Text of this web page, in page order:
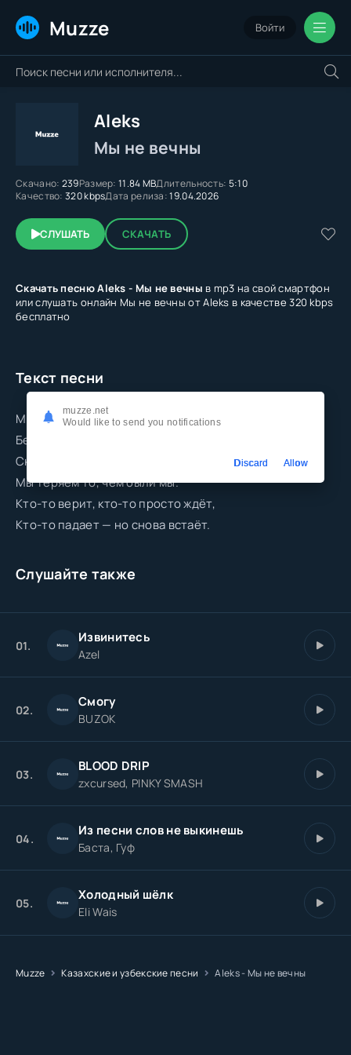
Muzze Войти
Aleks
Мы не вечны
Скачано: 239Размер: 11.84 MBДлительность: 5:10
Качество: 320 kbpsДата релиза:19.04.2026
СЛУШАТЬ СКАЧАТЬ
Скачать песню Aleks - Мы не вечны в mp3 на свой смартфон
или слушать онлайн Мы не вечны от Aleks в качестве 320 kbps
бесплатно
Текст песни
Мы приходим в мир без лишних слов,
Без ответов. Без готовых снов.
Сквозь огни, витрины и мосты,
Мы теряем то, чем были мы.
Кто-то верит, кто-то просто ждёт,
Кто-то падает — но снова встаёт.
Слушайте также
01. Извинитесь
Azel
02. Смогу
BUZOK
03. BLOOD DRIP
zxcursed, PINKY SMASH
04. Из песни слов не выкинешь
Баста, Гуф
05. Холодный шёлк
Eli Wais
Muzze Казахские и узбекские песни Aleks - Мы не вечны
muzze.net
Would like to send you notifications
Discard Allow